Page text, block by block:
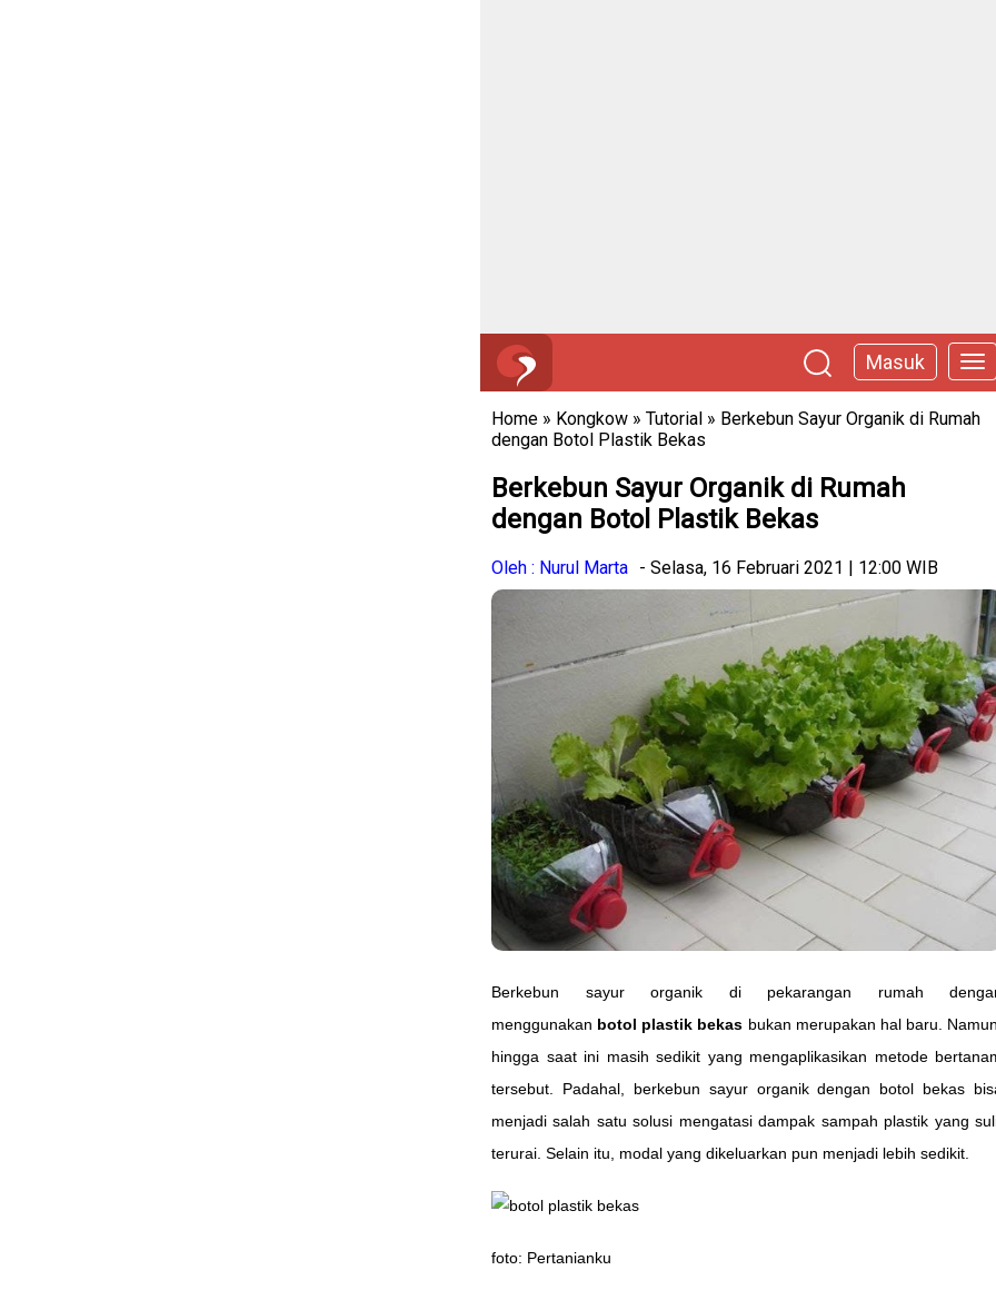
Masuk
Home » Kongkow » Tutorial » Berkebun Sayur Organik di Rumah
dengan Botol Plastik Bekas
Berkebun Sayur Organik di Rumah
dengan Botol Plastik Bekas
Oleh : Nurul Marta - Selasa, 16 Februari 2021 | 12:00 WIB
Berkebun sayur organik di pekarangan rumah
menggunakan botol plastik bekas bukan merupakan hal baru.
hingga saat ini masih sedikit yang mengaplikasikan metode
tersebut. Padahal, berkebun sayur organik dengan botol bekas
menjadi salah satu solusi mengatasi dampak sampah plastik yang
terurai. Selain itu, modal yang dikeluarkan pun menjadi lebih sedikit.
foto: Pertanianku